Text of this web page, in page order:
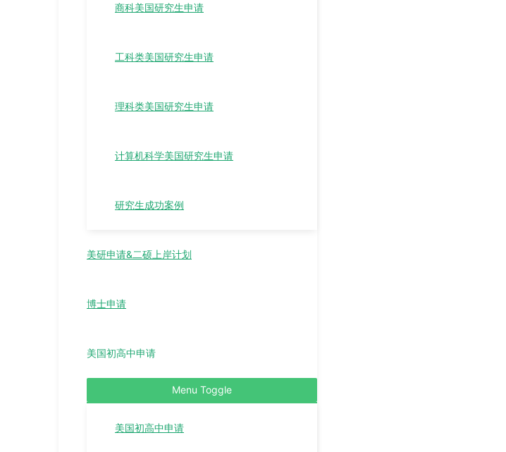
商科美国研究生申请
工科类美国研究生申请
理科类美国研究生申请
计算机科学美国研究生申请
研究生成功案例
美研申请&二硕上岸计划
博士申请
美国初高中申请
Menu Toggle
美国初高中申请